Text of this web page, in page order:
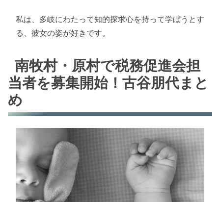
私は、多岐にわたって知的探求心を持って学ぼうとす
る、彼女の姿が好きです。
南牧村・原村で税務促進会担
当者を募集開始！古谷朋代まと
め